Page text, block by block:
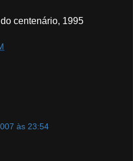
centenário, 1995
às 23:54